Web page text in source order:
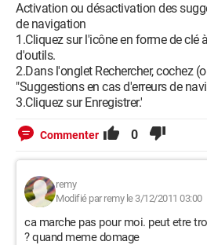
Activation ou désactivation des
de navigation
1.Cliquez sur l'icône en forme de clé
d'outils.
2.Dans l'onglet Rechercher, cochez
"Suggestions en cas d'erreurs de
3.Cliquez sur Enregistrer.'
Commenter 0
remy
Modifié par remy le 3/12/2011 03:00
ca marche pas pour moi. peut etre
? quand meme domage